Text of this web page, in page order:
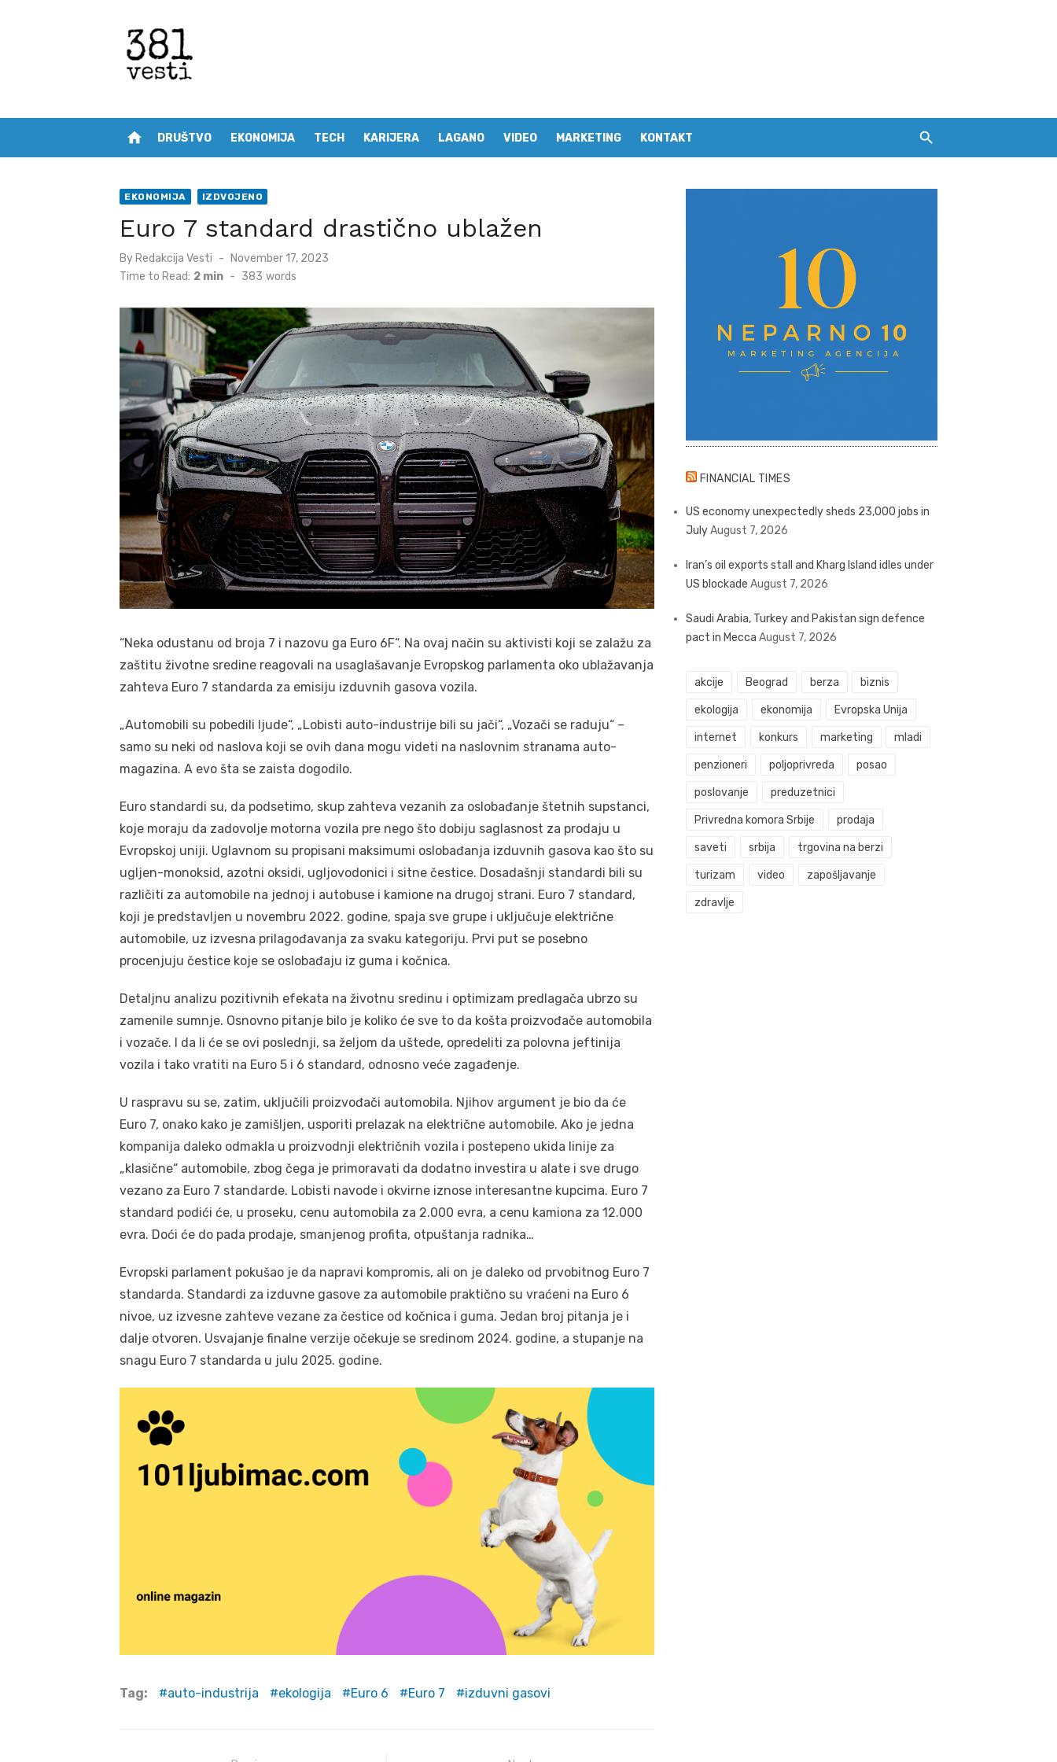
home DRUŠTVO EKONOMIJA TECH KARIJERA LAGANO VIDEO MARKETING KONTAKT
EKONOMIJA IZDVOJENO
Euro 7 standard drastično ublažen
By Redakcija Vesti
Posted
November 17, 2023
Time to Read: 2 min - 383 words
“Neka odustanu od broja 7 i nazovu ga Euro 6F“. Na ovaj način su aktivisti koji se zalažu za
zaštitu životne sredine reagovali na usaglašavanje Evropskog parlamenta oko ublažavanja
zahteva Euro 7 standarda za emisiju izduvnih gasova vozila.
„Automobili su pobedili ljude“, „Lobisti auto-industrije bili su jači“, „Vozači se raduju“ –
samo su neki od naslova koji se ovih dana mogu videti na naslovnim stranama auto-
magazina. A evo šta se zaista dogodilo.
Euro standardi su, da podsetimo, skup zahteva vezanih za oslobađanje štetnih supstanci,
koje moraju da zadovolje motorna vozila pre nego što dobiju saglasnost za prodaju u
Evropskoj uniji. Uglavnom su propisani maksimumi oslobađanja izduvnih gasova kao što su
ugljen-monoksid, azotni oksidi, ugljovodonici i sitne čestice. Dosadašnji standardi bili su
različiti za automobile na jednoj i autobuse i kamione na drugoj strani. Euro 7 standard,
koji je predstavljen u novembru 2022. godine, spaja sve grupe i uključuje električne
automobile, uz izvesna prilagođavanja za svaku kategoriju. Prvi put se posebno
procenjuju čestice koje se oslobađaju iz guma i kočnica.
Detaljnu analizu pozitivnih efekata na životnu sredinu i optimizam predlagača ubrzo su
zamenile sumnje. Osnovno pitanje bilo je koliko će sve to da košta proizvođače automobila
i vozače. I da li će se ovi poslednji, sa željom da uštede, opredeliti za polovna jeftinija
vozila i tako vratiti na Euro 5 i 6 standard, odnosno veće zagađenje.
U raspravu su se, zatim, uključili proizvođači automobila. Njihov argument je bio da će
Euro 7, onako kako je zamišljen, usporiti prelazak na električne automobile. Ako je jedna
kompanija daleko odmakla u proizvodnji električnih vozila i postepeno ukida linije za
„klasične“ automobile, zbog čega je primoravati da dodatno investira u alate i sve drugo
vezano za Euro 7 standarde. Lobisti navode i okvirne iznose interesantne kupcima. Euro 7
standard podići će, u proseku, cenu automobila za 2.000 evra, a cenu kamiona za 12.000
evra. Doći će do pada prodaje, smanjenog profita, otpuštanja radnika…
Evropski parlament pokušao je da napravi kompromis, ali on je daleko od prvobitnog Euro 7
standarda. Standardi za izduvne gasove za automobile praktično su vraćeni na Euro 6
nivoe, uz izvesne zahteve vezane za čestice od kočnica i guma. Jedan broj pitanja je i
dalje otvoren. Usvajanje finalne verzije očekuje se sredinom 2024. godine, a stupanje na
snagu Euro 7 standarda u julu 2025. godine.
Tag: auto-industrija ekologija Euro 6 Euro 7 izduvni gasovi
FINANCIAL TIMES
US economy unexpectedly sheds 23,000 jobs in
JulyAugust 7, 2026
Iran’s oil exports stall and Kharg Island idles under
US blockade August 7, 2026
Saudi Arabia, Turkey and Pakistan sign defence
pact in Mecca August 7, 2026
akcije Beograd berza biznis
ekologija ekonomija Evropska Unija
internet konkurs marketing mladi
penzioneri poljoprivreda posao
poslovanje preduzetnici
Privredna komora Srbije prodaja
saveti srbija trgovina na berzi
turizam video zapošljavanje
zdravlje